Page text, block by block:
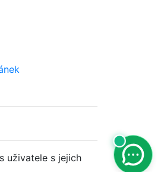
uživatele s jejich